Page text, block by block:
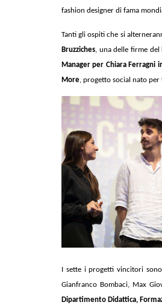
fashion designer di fama
Tanti gli ospiti che si
Bruzziches, una delle firme
Manager per Chiara Ferragni
More, progetto social nato
I sette i progetti vincitori
Gianfranco Bombaci, Max
Dipartimento Didattica,